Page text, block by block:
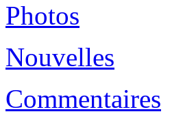
Photos
Nouvelles
Commentaires